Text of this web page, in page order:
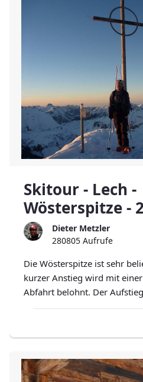
Skitour - Lech -
Wösterspitze -
Dieter Metzler
280805 Aufrufe
Die Wösterspitze ist sehr
kurzer Anstieg wird mit
Abfahrt belohnt. Der